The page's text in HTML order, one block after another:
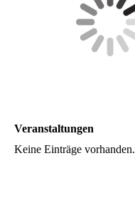
Veranstaltungen
Keine Einträge vorhanden.